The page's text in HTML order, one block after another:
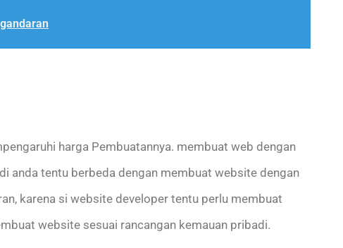
harga Pembuatannya. membuat web dengan
anda tentu berbeda dengan membuat website dengan
karena si website developer tentu perlu membuat
website sesuai rancangan kemauan pribadi.